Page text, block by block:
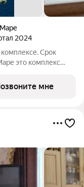
2024
Срок
в 5 минутах
мне